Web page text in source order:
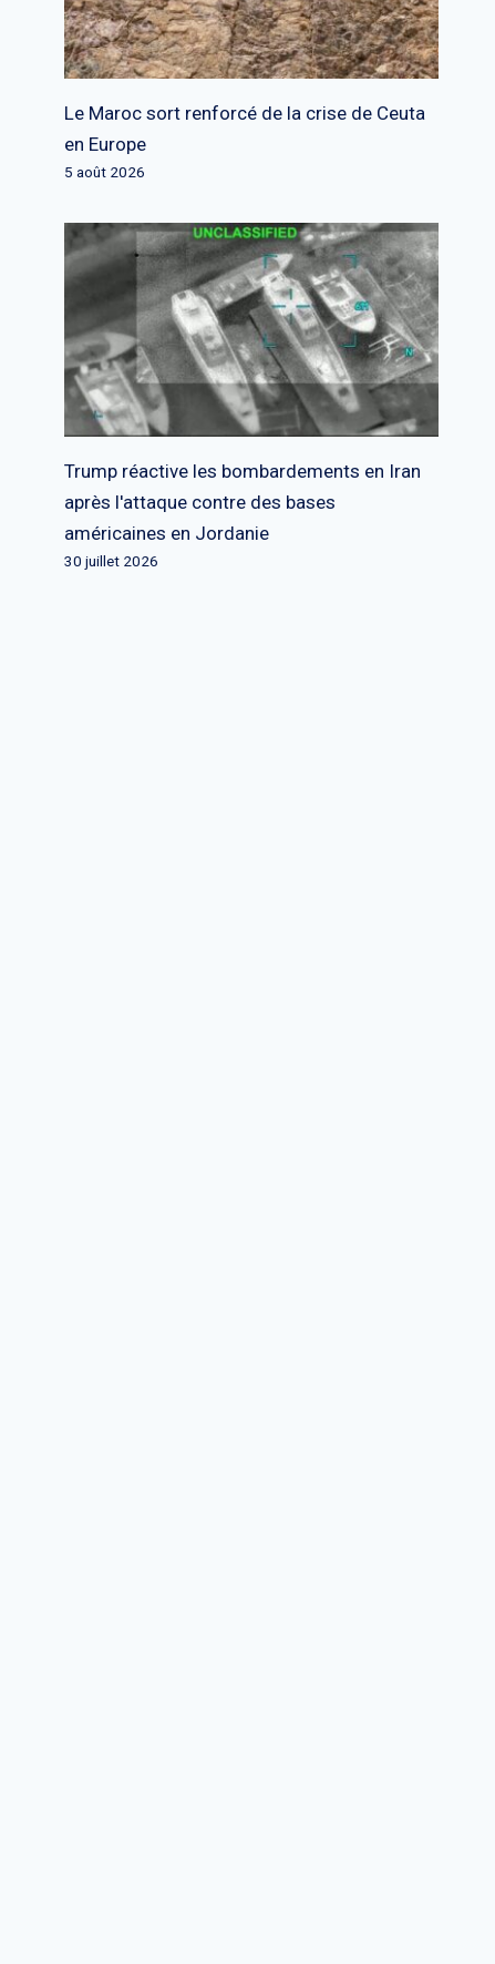
Le Maroc sort renforcé de la crise de Ceuta
en Europe
5 août 2026
Trump réactive les bombardements en Iran
après l'attaque contre des bases
américaines en Jordanie
30 juillet 2026